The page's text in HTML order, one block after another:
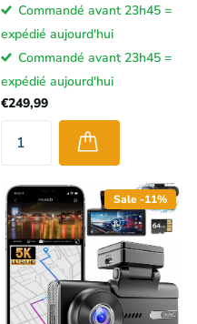
Commandé avant 23h45 =
expédié aujourd'hui
Commandé avant 23h45 =
expédié aujourd'hui
€249,99
Sale -11%